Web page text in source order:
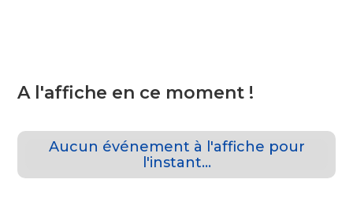
A l'affiche en ce moment !
Aucun événement à l'affiche pour
l'instant...